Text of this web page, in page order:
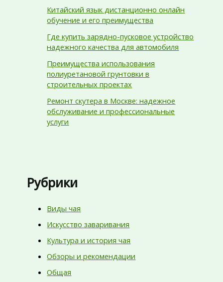
Китайский язык дистанционно онлайн
обучение и его преимущества
Где купить зарядно-пусковое устройство
надежного качества для автомобиля
Преимущества использования
полиуретановой грунтовки в
строительных проектах
Ремонт скутера в Москве: надежное
обслуживание и профессиональные
услуги
Рубрики
Виды чая
Искусство заваривания
Культура и история чая
Обзоры и рекомендации
Общая